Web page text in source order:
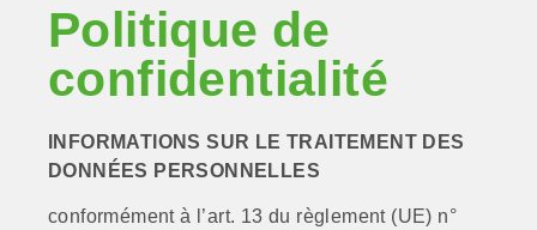
Politique de
confidentialité
INFORMATIONS SUR LE TRAITEMENT DES
DONNÉES PERSONNELLES
conformément à l’art. 13 du règlement (UE) n°